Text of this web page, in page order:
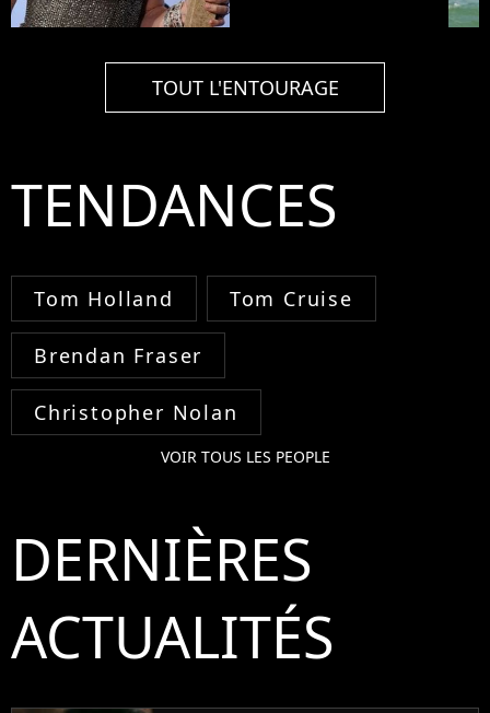
TOUT L'ENTOURAGE
TENDANCES
Tom Holland Tom Cruise
Brendan Fraser
Christopher Nolan
VOIR TOUS LES PEOPLE
DERNIÈRES
ACTUALITÉS